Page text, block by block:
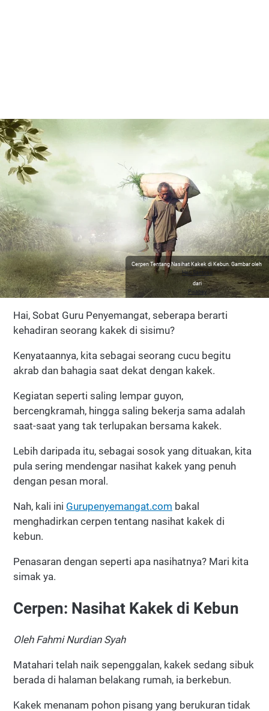
Cerpen Tentang Nasihat Kakek di Kebun. Gambar oleh
Heri Santoso
dari
Pixabay
Hai, Sobat Guru Penyemangat, seberapa berarti
kehadiran seorang kakek di sisimu?
Kenyataannya, kita sebagai seorang cucu begitu
akrab dan bahagia saat dekat dengan kakek.
Kegiatan seperti saling lempar guyon,
bercengkramah, hingga saling bekerja sama adalah
saat-saat yang tak terlupakan bersama kakek.
Lebih daripada itu, sebagai sosok yang dituakan, kita
pula sering mendengar nasihat kakek yang penuh
dengan pesan moral.
Nah, kali ini Gurupenyemangat.com bakal
menghadirkan cerpen tentang nasihat kakek di
kebun.
Penasaran dengan seperti apa nasihatnya? Mari kita
simak ya.
Cerpen: Nasihat Kakek di Kebun
Oleh Fahmi Nurdian Syah
Matahari telah naik sepenggalan, kakek sedang sibuk
berada di halaman belakang rumah, ia berkebun.
Kakek menanam pohon pisang yang berukuran tidak